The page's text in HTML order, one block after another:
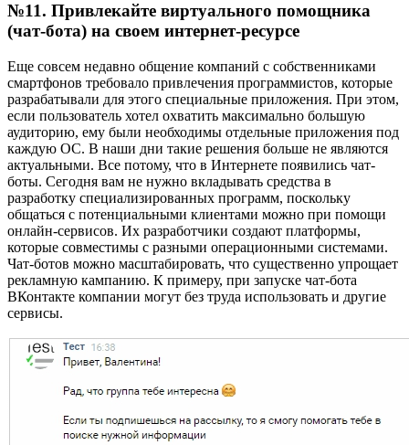
№11. Привлекайте виртуального помощника
(чат-бота) на своем интернет-ресурсе
Еще совсем недавно общение компаний с собственниками
смартфонов требовало привлечения программистов, которые
разрабатывали для этого специальные приложения. При этом,
если пользователь хотел охватить максимально большую
аудиторию, ему были необходимы отдельные приложения под
каждую ОС. В наши дни такие решения больше не являются
актуальными. Все потому, что в Интернете появились чат-
боты. Сегодня вам не нужно вкладывать средства в
разработку специализированных программ, поскольку
общаться с потенциальными клиентами можно при помощи
онлайн-сервисов. Их разработчики создают платформы,
которые совместимы с разными операционными системами.
Чат-ботов можно масштабировать, что существенно упрощает
рекламную кампанию. К примеру, при запуске чат-бота
ВКонтакте компании могут без труда использовать и другие
сервисы.